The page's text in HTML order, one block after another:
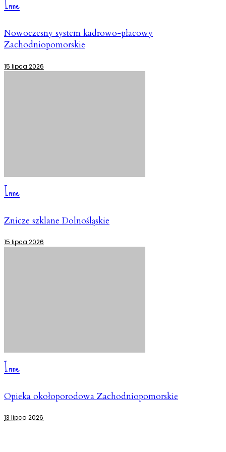
Inne
Nowoczesny system kadrowo-płacowy
Zachodniopomorskie
15 lipca 2026
Inne
Znicze szklane Dolnośląskie
15 lipca 2026
Inne
Opieka okołoporodowa Zachodniopomorskie
13 lipca 2026